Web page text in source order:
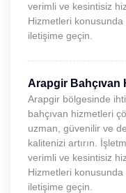
verimli ve kesintisiz
Hizmetleri konusunda
iletişime geçin.
Arapgir Bahçıvan
Arapgir bölgesinde
bahçıvan hizmetleri
uzman, güvenilir ve
kalitenizi artırın.
verimli ve kesintisiz
Hizmetleri konusunda
iletişime geçin.